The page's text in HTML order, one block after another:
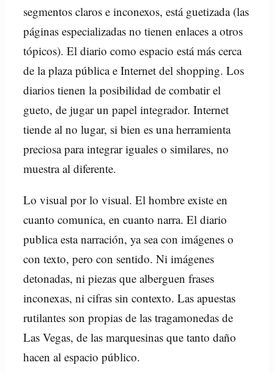
segmentos claros e inconexos, está guetizada (las
páginas especializadas no tienen enlaces a otros
tópicos). El diario como espacio está más cerca
de la plaza pública e Internet del shopping. Los
diarios tienen la posibilidad de combatir el
gueto, de jugar un papel integrador. Internet
tiende al no lugar, si bien es una herramienta
preciosa para integrar iguales o similares, no
muestra al diferente.
Lo visual por lo visual. El hombre existe en
cuanto comunica, en cuanto narra. El diario
publica esta narración, ya sea con imágenes o
con texto, pero con sentido. Ni imágenes
detonadas, ni piezas que alberguen frases
inconexas, ni cifras sin contexto. Las apuestas
rutilantes son propias de las tragamonedas de
Las Vegas, de las marquesinas que tanto daño
hacen al espacio público.